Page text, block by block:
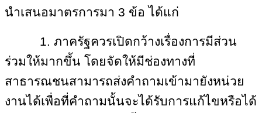
นำเสนอมาตรการมา 3 ข้อ ได้แก่
1. ภาครัฐควรเปิดกว้างเรื่องการมีส่วน
ร่วมให้มากขึ้น โดยจัดให้มีช่องทางที่
สาธารณชนสามารถส่งคำถามเข้ามายังหน่วย
งานได้เพื่อที่คำถามนั้นจะได้รับการแก้ไขหรือได้